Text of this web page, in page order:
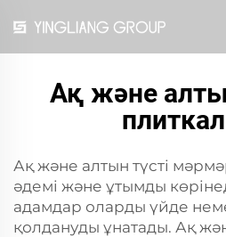
Ақ және
Ақ және алтын түсті
әдемі және ұтымды
адамдар оларды үйде
қолдануды ұнатады. Ақ